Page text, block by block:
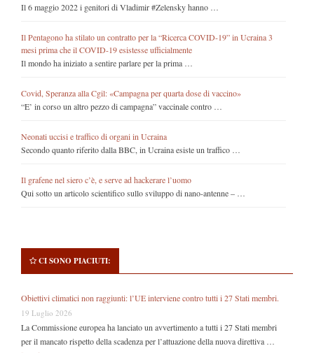
Il 6 maggio 2022 i genitori di Vladimir #Zelensky hanno …
Il Pentagono ha stilato un contratto per la “Ricerca COVID-19” in Ucraina 3
mesi prima che il COVID-19 esistesse ufficialmente
Il mondo ha iniziato a sentire parlare per la prima …
Covid, Speranza alla Cgil: «Campagna per quarta dose di vaccino»
“E’ in corso un altro pezzo di campagna” vaccinale contro …
Neonati uccisi e traffico di organi in Ucraina
Secondo quanto riferito dalla BBC, in Ucraina esiste un traffico …
Il grafene nel siero c’è, e serve ad hackerare l’uomo
Qui sotto un articolo scientifico sullo sviluppo di nano-antenne – …
CI SONO PIACIUTI:
Obiettivi climatici non raggiunti: l’UE interviene contro tutti i 27 Stati membri.
19 Luglio 2026
La Commissione europea ha lanciato un avvertimento a tutti i 27 Stati membri
per il mancato rispetto della scadenza per l’attuazione della nuova direttiva …